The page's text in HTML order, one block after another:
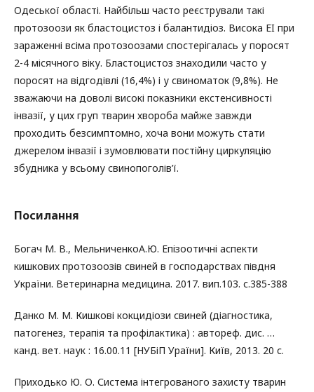
Одеської області. Найбільш часто реєстрували такі
протозоози як бластоцистоз і балантидіоз. Висока ЕI при
зараженні всіма протозоозами спостерігалась у поросят
2-4 місячного віку. Бластоцистоз знаходили часто у
поросят на відгодівлі (16,4%) і у свиноматок (9,8%). Не
зважаючи на доволі високі показники екстенсивності
інвазії, у цих груп тварин хвороба майже завжди
проходить безсимптомно, хоча вони можуть стати
джерелом інвазії і зумовлювати постійну циркуляцію
збудника у всьому свинопоголів’ї.
Посилання
Богач М. В., МельниченкоА.Ю. Епізоотичні аспекти
кишкових протозоозів свиней в господарствах півдня
України. Ветеринарна медицина. 2017. вип.103. с.385-388
Данко М. М. Кишкові кокцидіози свиней (діагностика,
патогенез, терапія та профілактика) : автореф. дис. …
канд. вет. наук : 16.00.11 [НУБіП Ураїни]. Київ, 2013. 20 с.
Приходько Ю. О. Система інтегрованого захисту тварин